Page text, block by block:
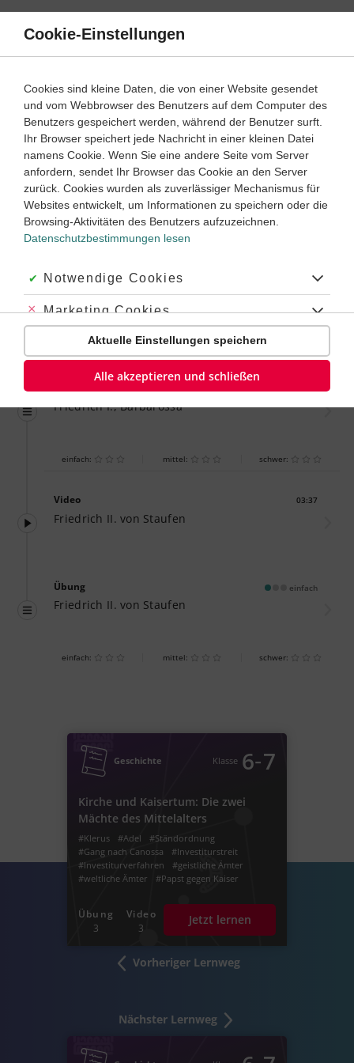
Direkt
Inhalt
Geschichte 6. ‐ 7. Klasse
Konflikte zwischen Königen und Fürsten
Dauer: 35 Minuten
Empfohlen von
Tutorin Noemi
VIDEOS, AUFGABEN UND ÜBUNGEN ZUGEHÖRIGE KLASSENARBEITEN
Dauer:
einfach
Friedrich I., Barbarossa
einfach: mittel: schwer:
Video 03:37
Friedrich II. von Staufen
Übung einfach
Friedrich II. von Staufen
einfach: mittel: schwer:
Vorheriger Lernweg
Geschichte Klasse 6‐7
Kirche und Kaisertum: Die zwei
Mächte des Mittelalters
#Klerus #Adel
#Ständordnung
#Gang nach Canossa
#Investiturstreit
#Investiturverfahren
#geistliche Ämter
#weltliche Ämter
#Papst gegen Kaiser
#Wormser Konkordat
#Kirchenbann
#Ständegesellschaft
#Erster Stand
#Otto der Große
#2.
#Inquisitionsprozess
#Inquisitionsverfahren
#Kaisertum
#ottonen
#Karolinger #1.
#Frühmittelalter
#Otto der Erste
#Friedrich II.
#Friedrich der Staufer
#Friedrich der Zweite
Übung
3
Video
3
Jetzt lernen
Nächster Lernweg
Cookie-Einstellungen
Cookies sind kleine Daten, die von einer Website gesendet
und vom Webbrowser des Benutzers auf dem Computer des
Benutzers gespeichert werden, während der Benutzer surft.
Ihr Browser speichert jede Nachricht in einer kleinen Datei
namens Cookie. Wenn Sie eine andere Seite vom Server
anfordern, sendet Ihr Browser das Cookie an den Server
zurück. Cookies wurden als zuverlässiger Mechanismus für
Websites entwickelt, um Informationen zu speichern oder die
Browsing-Aktivitäten des Benutzers aufzuzeichnen.
Datenschutzbestimmungen lesen
Akzeptiert:
Notwendige Cookies
Abgelehnt:
Marketing Cookies
Abgelehnt:
Personalisierungs-Cookies
Aktuelle Einstellungen speichern
Alle akzeptieren und schließen